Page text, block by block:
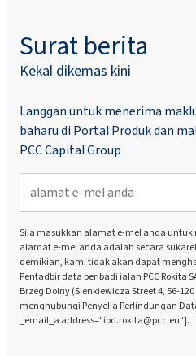
Surat berita
Kekal dikemas kini
Langgan untuk menerima
baharu di Portal Produk dan
PCC Capital Group
Sila masukkan alamat e-mel anda untuk
alamat e-mel anda adalah secara
demikian, kami tidak akan dapat
Pentadbir data peribadi ialah PCC Rokita
Brzeg Dolny (Sienkiewicza Street 4, 56-
menghubungi Penyelia Perlindungan
_email_a address="iod.rokita@pcc.eu"].